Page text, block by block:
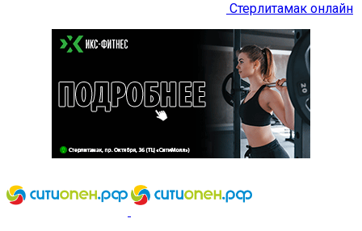
Стерлитамак онлайн